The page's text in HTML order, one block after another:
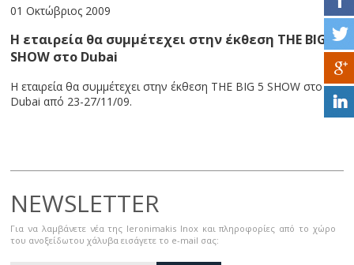
01 Οκτώβριος 2009
Η εταιρεία θα συμμέτεχει στην έκθεση ΤHE BIG 5
SHOW στο Dubai
Η εταιρεία θα συμμέτεχει στην έκθεση ΤHE BIG 5 SHOW στο
Dubai από 23-27/11/09.
NEWSLETTER
Για να λαμβάνετε νέα της Ieronimakis Inox και πληροφορίες από το χώρο
του ανοξείδωτου χάλυβα εισάγετε το e-mail σας: